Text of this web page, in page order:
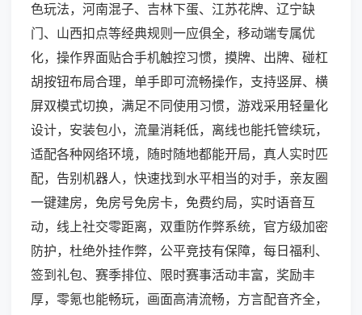
色玩法，河南混子、吉林下蛋、江苏花牌、辽宁缺
门、山西扣点等经典规则一应俱全，移动端专属优
化，操作界面贴合手机触控习惯，摸牌、出牌、碰杠
胡按钮布局合理，单手即可流畅操作，支持竖屏、横
屏双模式切换，满足不同使用习惯，游戏采用轻量化
设计，安装包小，流量消耗低，离线也能托管续玩，
适配各种网络环境，随时随地都能开局，真人实时匹
配，告别机器人，快速找到水平相当的对手，亲友圈
一键建房，免房号免房卡，免费约局，实时语音互
动，线上社交零距离，双重防作弊系统，官方级加密
防护，杜绝外挂作弊，公平竞技有保障，每日福利、
签到礼包、赛季排位、限时赛事活动丰富，奖励丰
厚，零氪也能畅玩，画面高清流畅，方言配音齐全，